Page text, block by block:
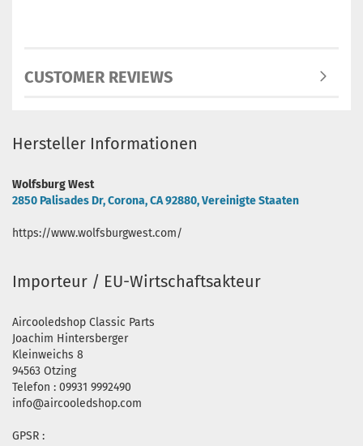
CUSTOMER REVIEWS
Hersteller Informationen
Wolfsburg West
2850 Palisades Dr, Corona, CA 92880, Vereinigte Staaten
https://www.wolfsburgwest.com/
Importeur / EU-Wirtschaftsakteur
Aircooledshop Classic Parts
Joachim Hintersberger
Kleinweichs 8
94563 Otzing
Telefon : 09931 9992490
info@aircooledshop.com
GPSR :